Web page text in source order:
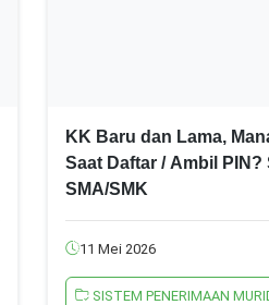
KK Baru dan Lama,
Saat Daftar / Ambil PIN?
SMA/SMK
11 Mei 2026
SISTEM PENERIMAAN